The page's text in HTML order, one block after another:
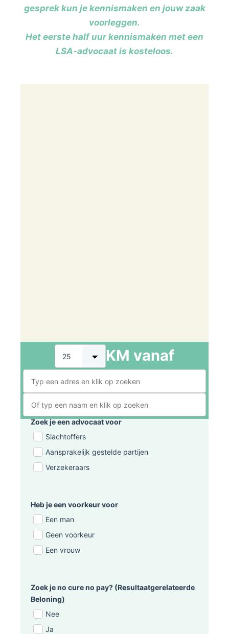
gesprek kun je kennismaken en jouw zaak
voorleggen.
Het eerste half uur kennismaken met een
LSA-advocaat is kosteloos.
KM vanaf
Zoek je een advocaat voor
Slachtoffers
Aansprakelijk gestelde partijen
Verzekeraars
Heb je een voorkeur voor
Een man
Geen voorkeur
Een vrouw
Zoek je no cure no pay? (Resultaatgerelateerde
Beloning)
Nee
Ja